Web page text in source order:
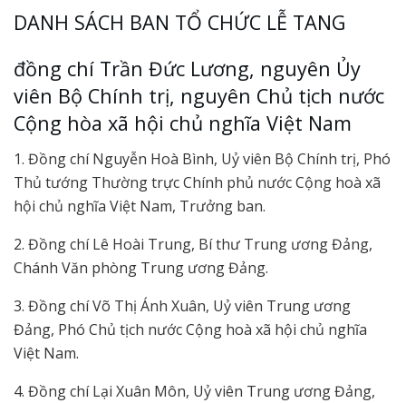
DANH SÁCH BAN TỔ CHỨC LỄ TANG
đồng chí Trần Đức Lương, nguyên Ủy
viên Bộ Chính trị, nguyên Chủ tịch nước
Cộng hòa xã hội chủ nghĩa Việt Nam
1. Đồng chí Nguyễn Hoà Bình, Uỷ viên Bộ Chính trị, Phó
Thủ tướng Thường trực Chính phủ nước Cộng hoà xã
hội chủ nghĩa Việt Nam, Trưởng ban.
2. Đồng chí Lê Hoài Trung, Bí thư Trung ương Đảng,
Chánh Văn phòng Trung ương Đảng.
3. Đồng chí Võ Thị Ánh Xuân, Uỷ viên Trung ương
Đảng, Phó Chủ tịch nước Cộng hoà xã hội chủ nghĩa
Việt Nam.
4. Đồng chí Lại Xuân Môn, Uỷ viên Trung ương Đảng,